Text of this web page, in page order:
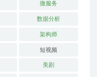
微服务
数据分析
架构师
短视频
美剧